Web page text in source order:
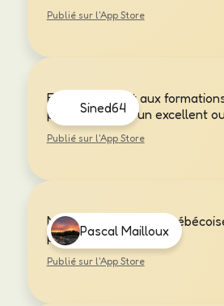
Publié sur l'App Store
Sined64
En complément aux
potagère, c’est un excellent
Publié sur l'App Store
Pascal Mailloux
Meilleur application
potager
Publié sur l'App Store